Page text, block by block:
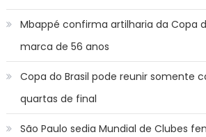
Mbappé confirma artilharia da Copa
marca de 56 anos
Copa do Brasil pode reunir somente
quartas de final
São Paulo sedia Mundial de Clubes